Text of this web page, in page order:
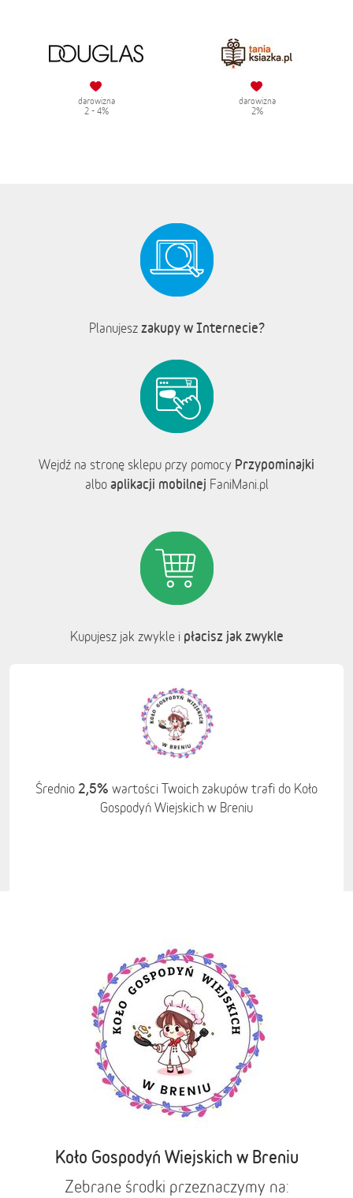
darowizna
2 - 4%
darowizna
2%
Planujesz zakupy w Internecie?
Wejdź na stronę sklepu przy pomocy Przypominajki
albo aplikacji mobilnej FaniMani.pl
Kupujesz jak zwykle i płacisz jak zwykle
Średnio 2,5% wartości Twoich zakupów trafi do Koło
Gospodyń Wiejskich w Breniu
Koło Gospodyń Wiejskich w Breniu
Zebrane środki przeznaczymy na: